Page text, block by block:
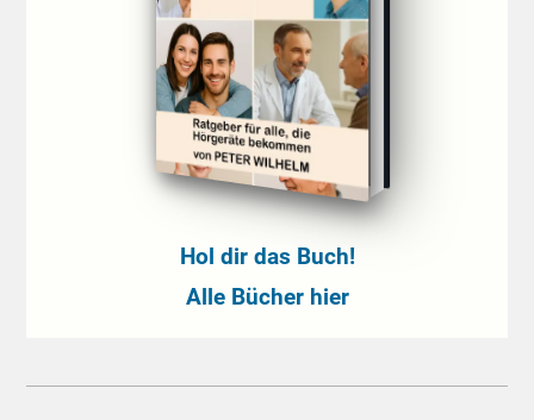
Hol dir das Buch!
Alle Bücher hier